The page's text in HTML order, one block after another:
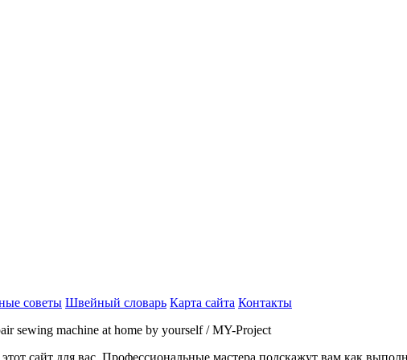
советы Швейный словарь Карта сайта Контакты
sewing machine at home by yourself / MY-Project
сайт для вас. Профессиональные мастера подскажут вам как